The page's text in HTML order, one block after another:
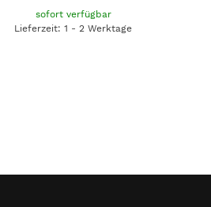
sofort verfügbar
Lieferzeit: 1 - 2 Werktage